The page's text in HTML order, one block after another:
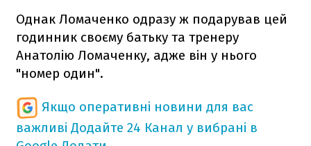
Однак Ломаченко одразу ж подарував цей
годинник своєму батьку та тренеру
Анатолію Ломаченку, адже він у нього
"номер один".
Якщо оперативні новини для вас
важливі Додайте 24 Канал у вибрані в